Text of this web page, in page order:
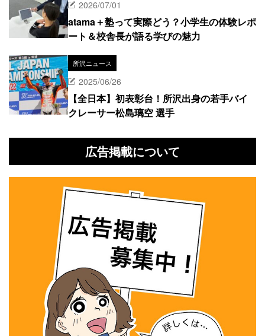
2026/07/01
atama＋塾って実際どう？小学生の体験レポ
ート＆校舎長が語る学びの魅力
所沢ニュース
2025/06/26
【全日本】初表彰台！所沢出身の若手バイ
クレーサー松島璃空 選手
広告掲載について